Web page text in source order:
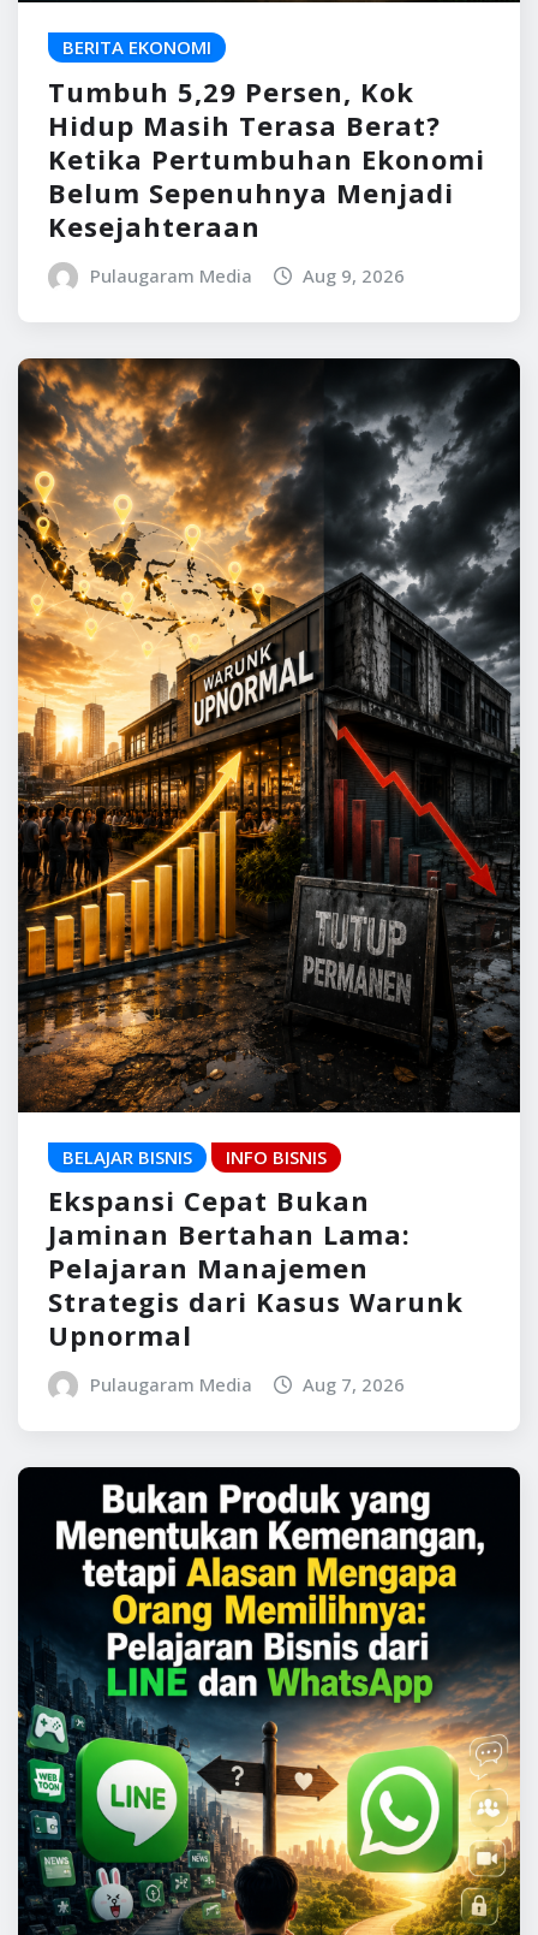
BERITA EKONOMI
Tumbuh 5,29 Persen, Kok
Hidup Masih Terasa Berat?
Ketika Pertumbuhan Ekonomi
Belum Sepenuhnya Menjadi
Kesejahteraan
Pulaugaram Media Aug 9, 2026
BELAJAR BISNIS INFO BISNIS
Ekspansi Cepat Bukan
Jaminan Bertahan Lama:
Pelajaran Manajemen
Strategis dari Kasus Warunk
Upnormal
Pulaugaram Media Aug 7, 2026